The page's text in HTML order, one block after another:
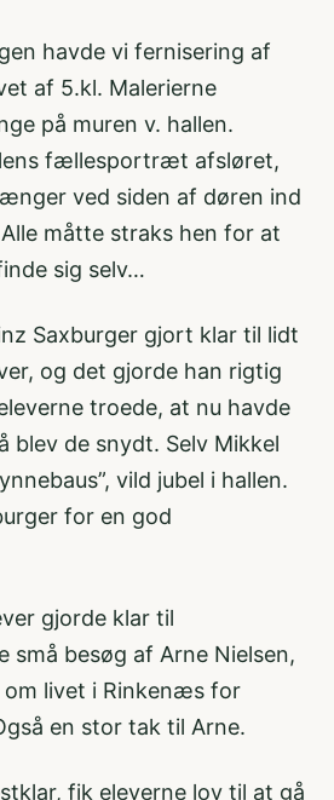
havde vi fernisering af
af 5.kl. Malerierne
på muren v. hallen.
fællesportræt afsløret,
ved siden af døren ind
måtte straks hen for at
sig selv…
Saxburger gjort klar til lidt
og det gjorde han rigtig
troede, at nu havde
blev de snydt. Selv Mikkel
vild jubel i hallen.
for en god
gjorde klar til
små besøg af Arne Nielsen,
livet i Rinkenæs for
en stor tak til Arne.
fik eleverne lov til at gå